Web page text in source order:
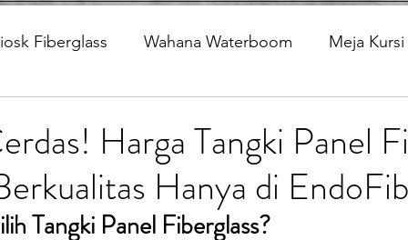
Fiberglass Wahana Waterboom Meja
Sampah Fiberglass Lining Fiberglass Ilmu
Harga Tangki Panel
Hanya di
Tangki Panel Fiberglass?